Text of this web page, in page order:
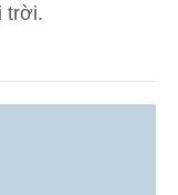
trời.